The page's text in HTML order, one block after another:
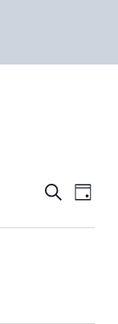
und
SUCHE
TAG